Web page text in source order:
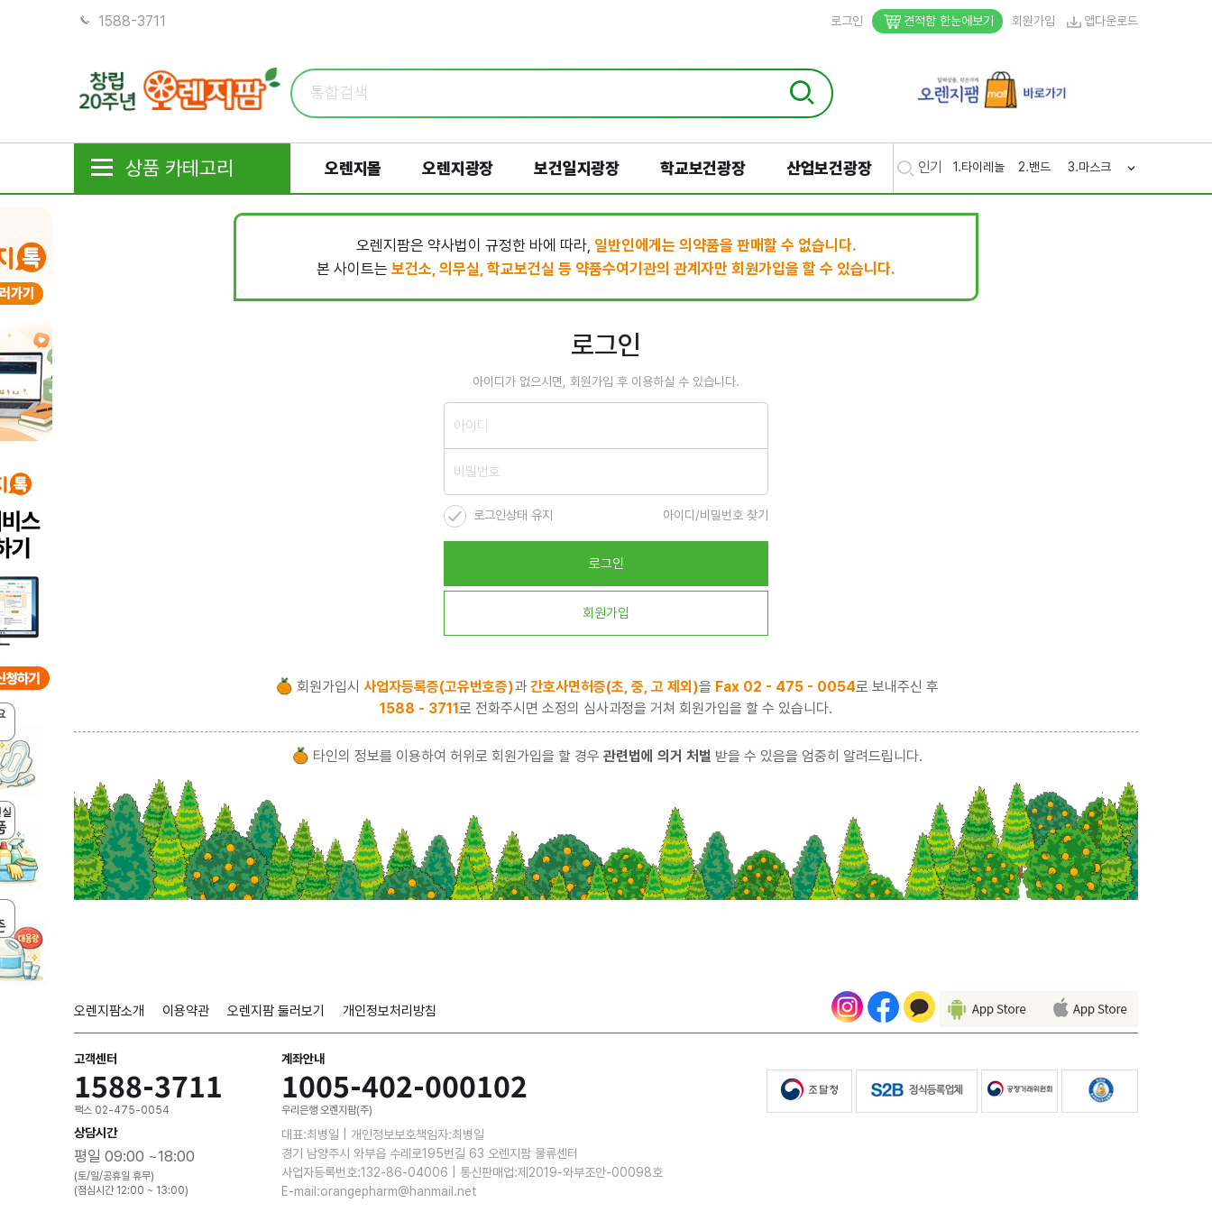
1588-3711 로그인 견적함 한눈에보기 회원가입 앱다운로드
상품 카테고리 오렌지몰 오렌지광장 보건일지광장 학교보건광장 산업보건광장 인기 1.타이레놀 2.밴드 3.마스크 4.
오렌지팜은 약사법이 규정한 바에 따라, 일반인에게는 의약품을 판매할 수 없습니다.
본 사이트는 보건소, 의무실, 학교보건실 등 약품수여기관의 관계자만 회원가입을 할 수 있습니다.
로그인
아이디가 없으시면, 회원가입 후 이용하실 수 있습니다.
로그인상태 유지 아이디/비밀번호 찾기
로그인
회원가입
회원가입시 사업자등록증(고유번호증)과간호사면허증(초, 중, 고 제외)을 Fax 02 - 475 - 0054로 보내주신 후
1588 - 3711로 전화주시면 소정의 심사과정을 거쳐 회원가입을 할 수 있습니다.
타인의 정보를 이용하여 허위로 회원가입을 할 경우 관련법에 의거 처벌 받을 수 있음을 엄중히 알려드립니다.
오렌지팜소개 이용약관 오렌지팜 둘러보기 개인정보처리방침
고객센터
1588-3711
팩스 02-475-0054
상담시간
평일 09:00 ~18:00
(토/일/공휴일 휴무)
(점심시간 12:00 ~ 13:00)
계좌안내
1005-402-000102
우리은행 오렌지팜(주)
대표:최병일 | 개인정보보호책임자:최병일
경기 남양주시 와부읍 수레로195번길 63 오렌지팜 물류센터
사업자등록번호:132-86-04006 | 통신판매업:제2019-와부조안-00098호
E-mail:orangepharm@hanmail.net